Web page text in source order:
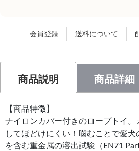
会員登録 送料について
商品説明 商品詳細
【商品特徴】
ナイロンカバー付きのロープトイ
してほどけにくい！噛むことで愛
を含む重金属の溶出試験（EN71